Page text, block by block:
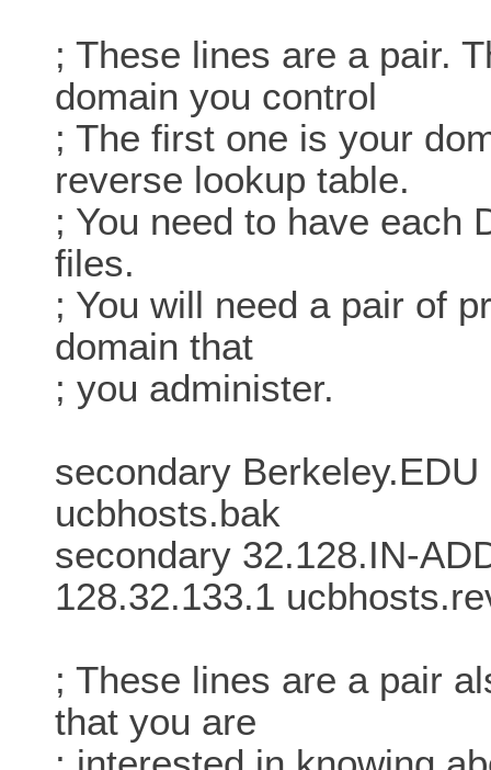
; These lines are a pair.
domain you control
; The first one is your
reverse lookup table.
; You need to have each
files.
; You will need a pair of
domain that
; you administer.
secondary
ucbhosts.bak
secondary 32.128.IN-
128.32.133.1
; These lines are a pair
that you are